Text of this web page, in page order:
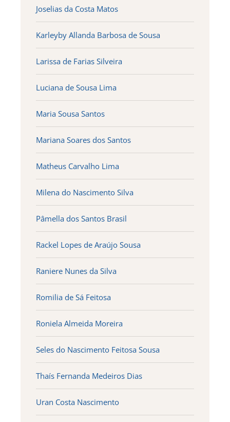
Joselias da Costa Matos
Karleyby Allanda Barbosa de Sousa
Larissa de Farias Silveira
Luciana de Sousa Lima
Maria Sousa Santos
Mariana Soares dos Santos
Matheus Carvalho Lima
Milena do Nascimento Silva
Pâmella dos Santos Brasil
Rackel Lopes de Araújo Sousa
Raniere Nunes da Silva
Romilia de Sá Feitosa
Roniela Almeida Moreira
Seles do Nascimento Feitosa Sousa
Thaís Fernanda Medeiros Dias
Uran Costa Nascimento